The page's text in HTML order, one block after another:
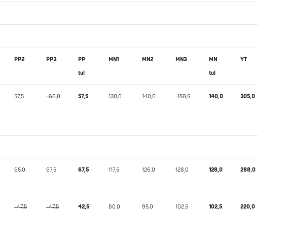
PP2 PP3 PP
tul
MN1 MN2 MN3 MN
tul
YT
57,5 -60,0 57,5 130,0 140,0 -150,5 140,0 305,0
65,0 67,5 67,5 117,5 126,0 128,0 128,0 288,0
-47,5 -47,5 42,5 80,0 95,0 102,5 102,5 220,0